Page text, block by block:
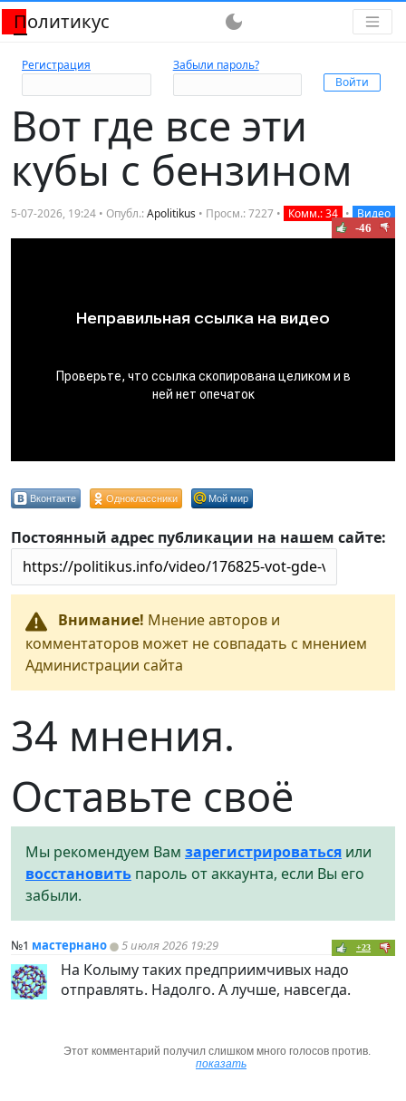
Политикус dark_mode
Регистрация Забыли пароль?
Вот где все эти
кубы с бензином
5-07-2026, 19:24 • Опубл.:Apolitikus • Просм.: 7227 • Комм.: 34 • Видео
-46
Вконтакте Одноклассники Мой мир
Постоянный адрес публикации на нашем сайте:
Внимание! Мнение авторов и
комментаторов может не совпадать с мнением
Администрации сайта
34 мнения.
Оставьте своё
Мы рекомендуем Вам зарегистрироваться или
восстановить пароль от аккаунта, если Вы его
забыли.
№1 мастернано 5 июля 2026 19:29 +23
На Колыму таких предприимчивых надо
отправлять. Надолго. А лучше, навсегда.
Этот комментарий получил слишком много голосов против.
показать